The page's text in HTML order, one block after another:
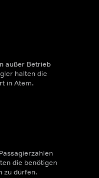
außer Betrieb
halten die
in Atem.
die benötigen
zu dürfen.